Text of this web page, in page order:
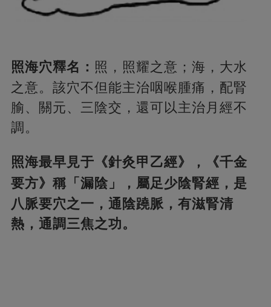
照海穴釋名： 照，照耀之意；海，大水
之意。該穴不但能主治咽喉腫痛，配腎
腧、關元、三陰交，還可以主治月經不
調。
照海最早見于《針灸甲乙經》，《千金
要方》稱「漏陰」，屬足少陰腎經， 是
八脈要穴之一，通陰蹺脈，有滋腎清
熱，通調三焦之功。